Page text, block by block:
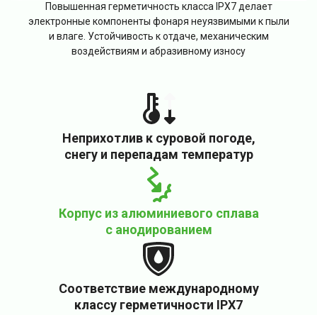
Повышенная герметичность класса IPX7 делает
электронные компоненты фонаря неуязвимыми к пыли
и влаге. Устойчивость к отдаче, механическим
воздействиям и абразивному износу
Неприхотлив к суровой погоде,
снегу и перепадам температур
Корпус из алюминиевого сплава
с анодированием
Соответствие международному
классу герметичности IPX7